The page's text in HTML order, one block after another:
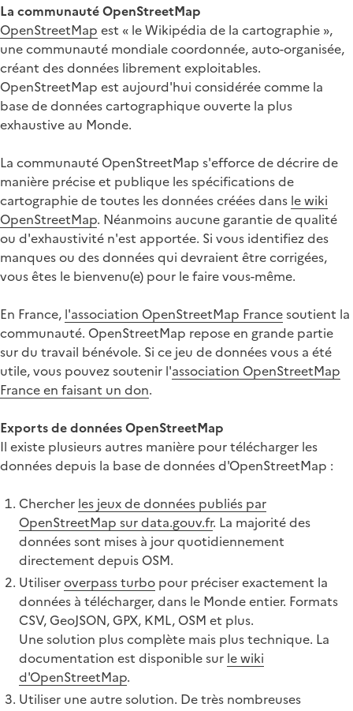
La communauté OpenStreetMap
OpenStreetMap est « le Wikipédia de la cartographie »,
une communauté mondiale coordonnée, auto-organisée,
créant des données librement exploitables.
OpenStreetMap est aujourd'hui considérée comme la
base de données cartographique ouverte la plus
exhaustive au Monde.
La communauté OpenStreetMap s'efforce de décrire de
manière précise et publique les spécifications de
cartographie de toutes les données créées dans le wiki
OpenStreetMap. Néanmoins aucune garantie de qualité
ou d'exhaustivité n'est apportée. Si vous identifiez des
manques ou des données qui devraient être corrigées,
vous êtes le bienvenu(e) pour le faire vous-même.
En France, l'association OpenStreetMap Francesoutient la
communauté. OpenStreetMap repose en grande partie
sur du travail bénévole. Si ce jeu de données vous a été
utile, vous pouvez soutenir l'association OpenStreetMap
France en faisant un don.
Exports de données OpenStreetMap
Il existe plusieurs autres manière pour télécharger les
données depuis la base de données d'OpenStreetMap :
Chercher les jeux de données publiés par
OpenStreetMap sur data.gouv.fr. La majorité des
données sont mises à jour quotidiennement
directement depuis OSM.
Utiliseroverpass turbo pour préciser exactement la
données à télécharger, dans le Monde entier. Formats
CSV, GeoJSON, GPX, KML, OSM et plus.
Une solution plus complète mais plus technique. La
documentation est disponible sur le wiki
d'OpenStreetMap.
Utiliser une autre solution. De très nombreuses